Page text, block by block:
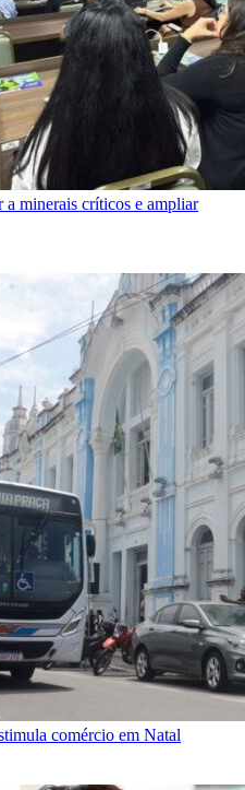
a minerais críticos e ampliar
comércio em Natal